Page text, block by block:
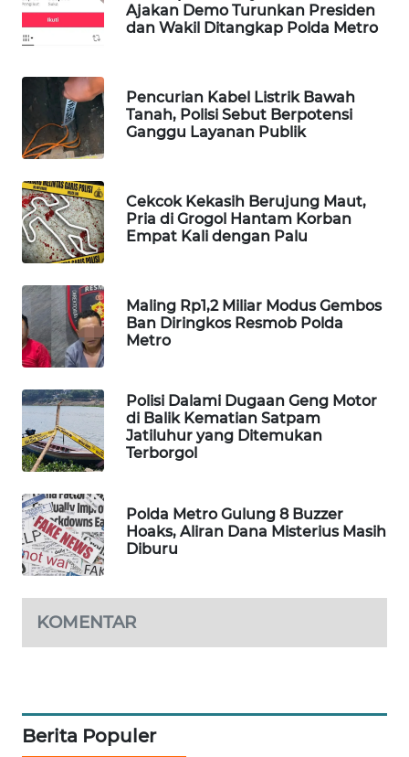
Ajakan Demo Turunkan Presiden
dan Wakil Ditangkap Polda Metro
Pencurian Kabel Listrik Bawah
Tanah, Polisi Sebut Berpotensi
Ganggu Layanan Publik
Cekcok Kekasih Berujung Maut,
Pria di Grogol Hantam Korban
Empat Kali dengan Palu
Maling Rp1,2 Miliar Modus Gembos
Ban Diringkos Resmob Polda
Metro
Polisi Dalami Dugaan Geng Motor
di Balik Kematian Satpam
Jatiluhur yang Ditemukan
Terborgol
Polda Metro Gulung 8 Buzzer
Hoaks, Aliran Dana Misterius Masih
Diburu
KOMENTAR
Berita Populer
WAHANANEWS
WAHANA
SPORT
UMKM
WAHANA
SELEB
WAHANA
PERSONA
OTOMOTIF
WAHANA
HEALTH
WAHANA
DESA
WISATA
LAPAK
WAHANA
KONSUMEN
LISTRIK